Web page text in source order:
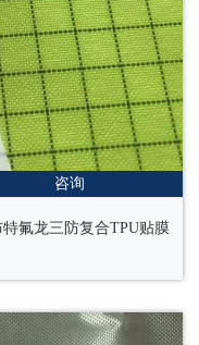
咨询
氟龙三防复合TPU贴膜